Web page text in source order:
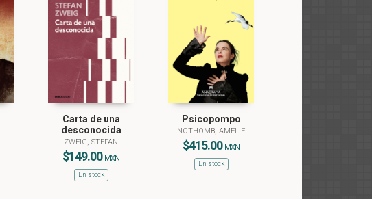
Carta de una
desconocida
ZWEIG, STEFAN
$149.00 MXN
En stock
Psicopompo
NOTHOMB, AMÉLIE
$415.00 MXN
En stock